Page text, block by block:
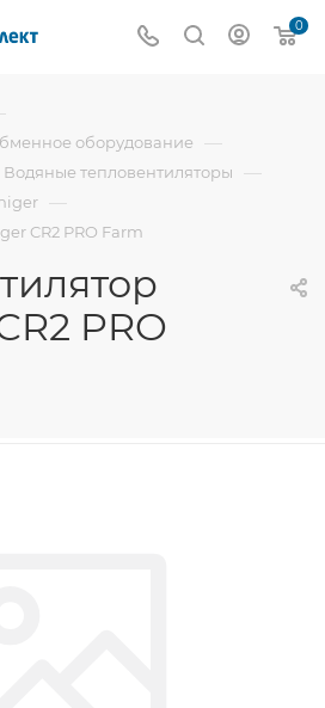
0
оборудование —
Водяные тепловентиляторы —
—
CR2 PRO Farm
PRO